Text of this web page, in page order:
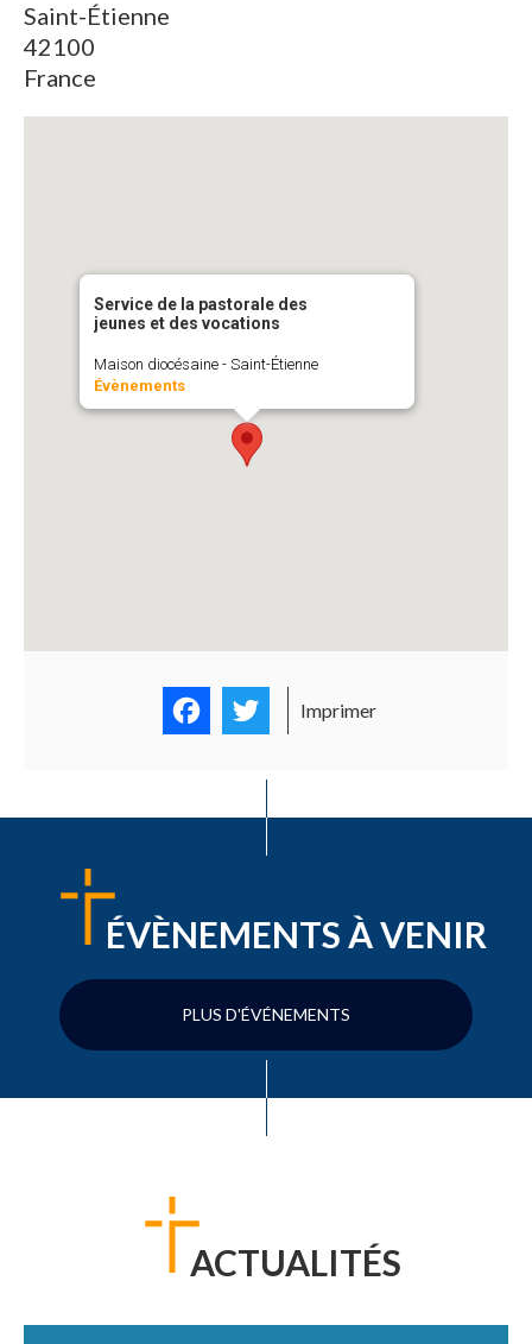
Saint-Étienne
42100
France
Service de la pastorale des
jeunes et des vocations
Maison diocésaine - Saint-Étienne
Évènements
FacebookTwitter
Imprimer
ÉVÈNEMENTS À VENIR
PLUS D'ÉVÉNEMENTS
ACTUALITÉS